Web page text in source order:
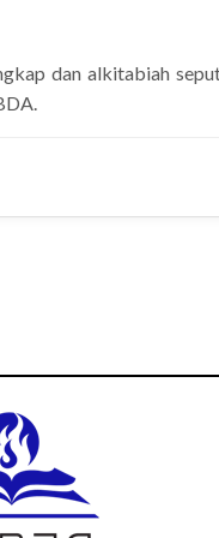
dan alkitabiah